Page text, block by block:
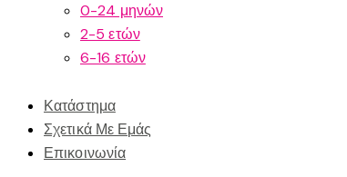
0-24 μηνών
2-5 ετών
6-16 ετών
Κατάστημα
Σχετικά Με Εμάς
Επικοινωνία